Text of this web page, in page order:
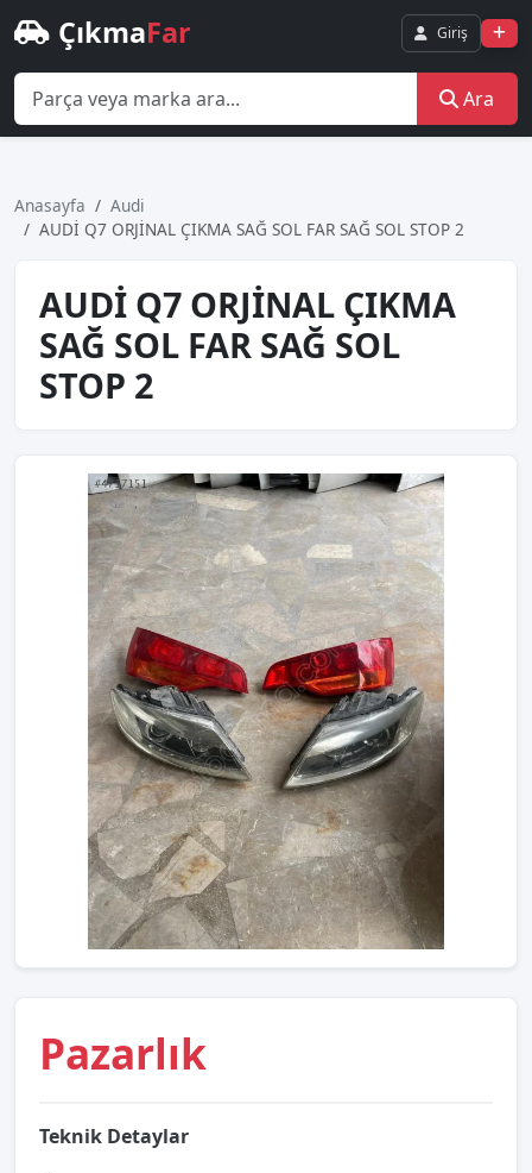
ÇıkmaFar Giriş
Ara
Anasayfa
Audi
AUDİ Q7 ORJİNAL ÇIKMA SAĞ SOL FAR SAĞ SOL STOP 2
AUDİ Q7 ORJİNAL ÇIKMA
SAĞ SOL FAR SAĞ SOL
STOP 2
Pazarlık
Teknik Detaylar